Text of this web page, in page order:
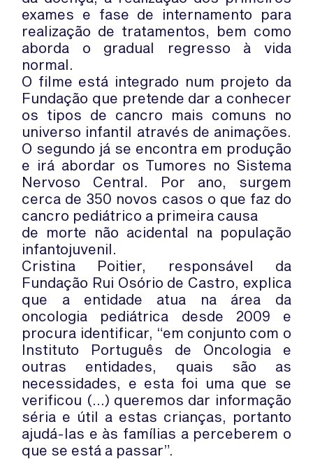
exames e fase de internamento para
realização de tratamentos, bem como
aborda o gradual regresso à vida
normal.
O filme está integrado num projeto da
Fundação que pretende dar a conhecer
os tipos de cancro mais comuns no
universo infantil através de animações.
O segundo já se encontra em produção
e irá abordar os Tumores no Sistema
Nervoso Central. Por ano, surgem
cerca de 350 novos casos o que faz do
cancro pediátrico a primeira causa
de morte não acidental na população
infantojuvenil.
Cristina Poitier, responsável da
Fundação Rui Osório de Castro, explica
que a entidade atua na área da
oncologia pediátrica desde 2009 e
procura identificar, “em conjunto com o
Instituto Português de Oncologia e
outras entidades, quais são as
necessidades, e esta foi uma que se
verificou (…) queremos dar informação
séria e útil a estas crianças, portanto
ajudá-las e às famílias a perceberem o
que se está a passar”.